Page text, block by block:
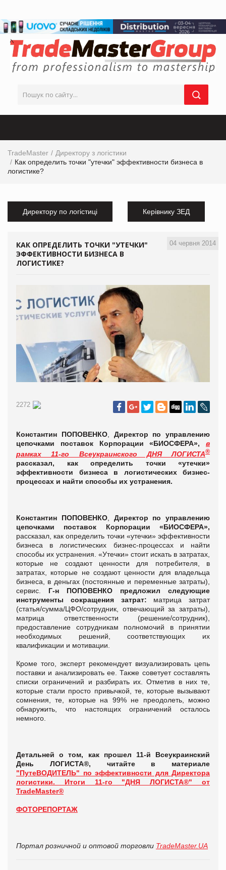
TradeMaster
Директору з логістики
Как определить точки "утечки" эффективности бизнеса в
логистике?
Директору по логістиці Керівнику ЗЕД
04 червня 2014
КАК ОПРЕДЕЛИТЬ ТОЧКИ "УТЕЧКИ"
ЭФФЕКТИВНОСТИ БИЗНЕСА В
ЛОГИСТИКЕ?
2272
Константин ПОПОВЕНКО, Директор по управлению
цепочками поставок
Корпорации «БИОСФЕРА», в
рамках 11-го Всеукраинского ДНЯ ЛОГИСТА®
рассказал, как определить точки «утечки»
эффективности бизнеса в логистических бизнес-
процессах и найти способы их устранения.
Константин ПОПОВЕНКО, Директор по управлению
цепочками поставок
Корпорации «БИОСФЕРА»,
рассказал, как определить точки «утечки» эффективности
бизнеса в логистических бизнес-процессах и найти
способы их устранения. «Утечки» стоит искать в затратах,
которые не создают ценности для потребителя, в
затратах, которые не создают ценности для владельца
бизнеса, в деньгах (постоянные и переменные затраты),
сервис. Г-н ПОПОВЕНКО предложил следующие
инструменты сокращения затрат: матрица затрат
(статья/сумма/ЦФО/сотрудник, отвечающий за затраты),
матрица ответственности (решение/сотрудник),
предоставление сотрудникам полномочий в принятии
необходимых решений, соответствующих их
квалификации и мотивации.
Кроме того, эксперт рекомендует визуализировать цепь
поставки и анализировать ее. Также советует составлять
списки ограничений и разбирать их. Отметив в них те,
которые стали просто привычкой, те, которые вызывают
сомнения, те, которые на 99% не преодолеть, можно
обнаружить, что настоящих ограничений осталось
немного.
Детальней о том, как прошел 11-й Всеукраинский
День ЛОГИСТА®, читайте в материале
"ПутеВОДИТЕЛЬ" по эффективности для Директора
логистики. Итоги 11-го "ДНЯ ЛОГИСТА®" от
TradeMaster®
ФОТОРЕПОРТАЖ
Портал розничной и оптовой торговли TradeMaster.UA